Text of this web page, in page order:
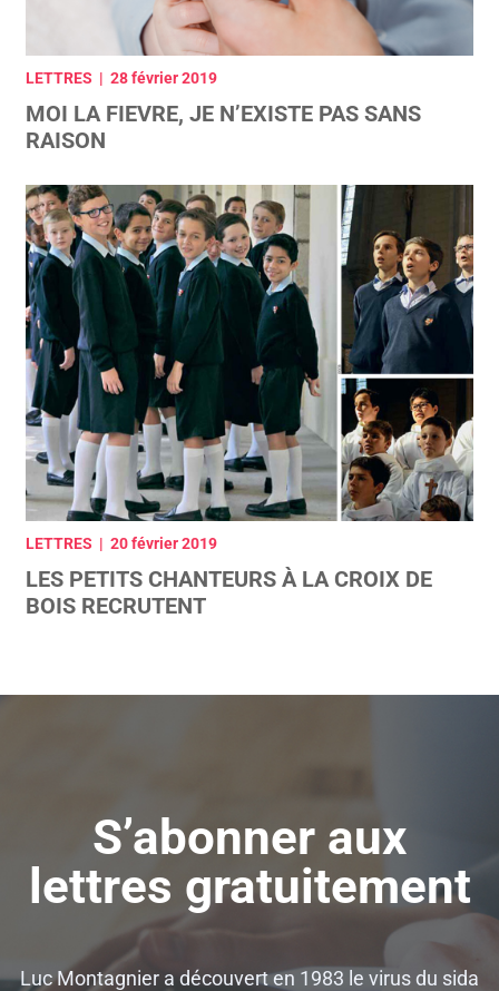
LETTRES | 28 février 2019
MOI LA FIEVRE, JE N’EXISTE PAS SANS
RAISON
LETTRES | 20 février 2019
LES PETITS CHANTEURS À LA CROIX DE
BOIS RECRUTENT
S’abonner aux
lettres gratuitement
Luc Montagnier a découvert en 1983 le virus du sida